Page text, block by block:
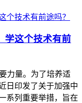
学这个技术有前
力量。为了培养适
日印发了关于加强中
系列重要举措，旨在